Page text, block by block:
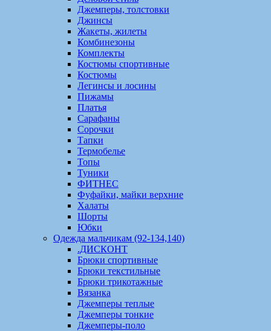
Джемперы, толстовки
Джинсы
Жакеты, жилеты
Комбинезоны
Комплекты
Костюмы спортивные
Костюмы
Легинсы и лосины
Пижамы
Платья
Сарафаны
Сорочки
Тапки
Термобелье
Топы
Туники
ФИТНЕС
Фуфайки, майки верхние
Халаты
Шорты
Юбки
Одежда мальчикам (92-134,140)
.ДИСКОНТ
Брюки спортивные
Брюки текстильные
Брюки трикотажные
Вязанка
Джемперы теплые
Джемперы тонкие
Джемперы-поло